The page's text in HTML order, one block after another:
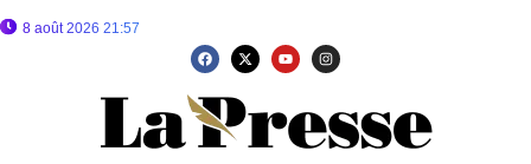
8 août 2026 21:57